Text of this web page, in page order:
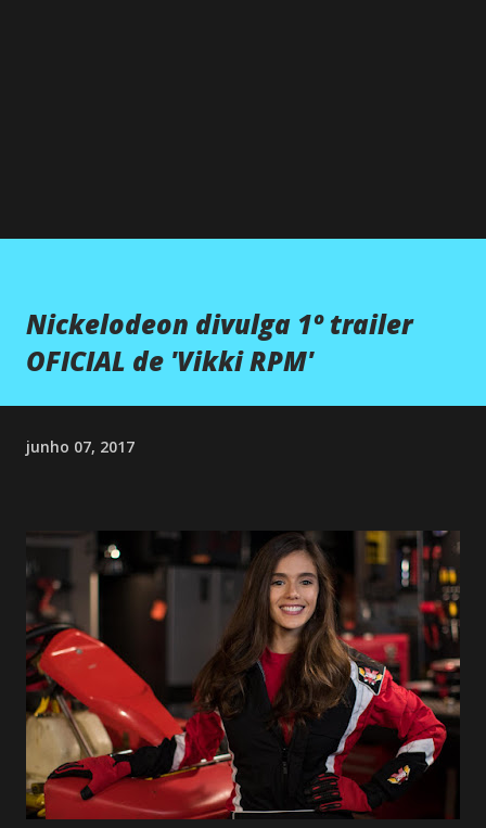
Nickelodeon divulga 1º trailer
OFICIAL de 'Vikki RPM'
junho 07, 2017